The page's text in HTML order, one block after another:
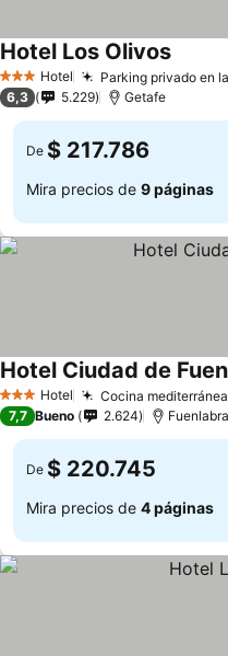
3 Estrellas
Hotel Parking privado en
Hotel Los Olivos
6,3 5.229 Getafe
De $ 217.786
Mira precios de 9 páginas
3 Estrellas
Hotel Cocina
Hotel Ciudad de
7,7 Bueno 2.624
De $ 220.745
Mira precios de 4 páginas